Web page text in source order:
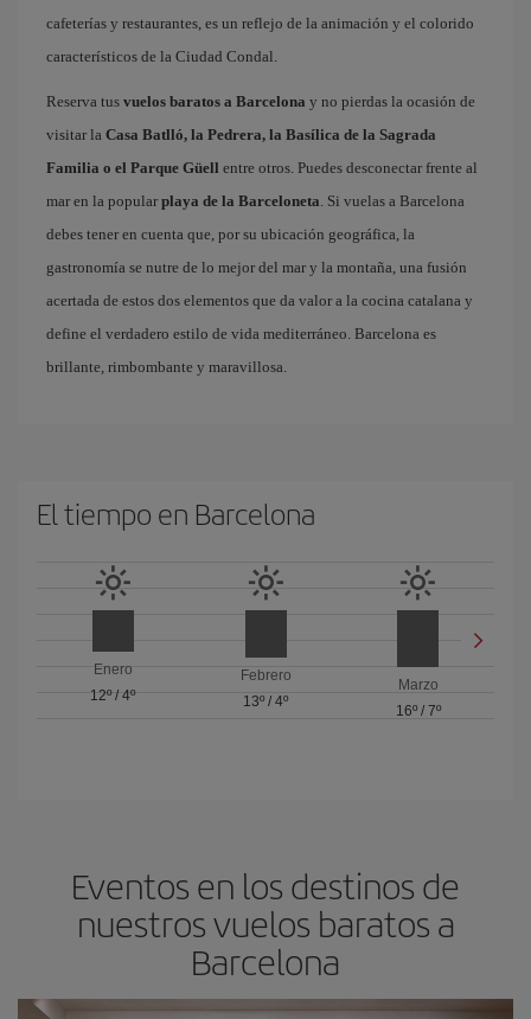
cafeterías y restaurantes, es un reflejo de la animación y el colorido
característicos de la Ciudad Condal.
Reserva tus vuelos baratos a Barcelona y no pierdas la ocasión de
visitar la Casa Batlló, la Pedrera, la Basílica de la Sagrada
Familia o el Parque Güell entre otros. Puedes desconectar frente al
mar en la popular playa de la Barceloneta. Si vuelas a Barcelona
debes tener en cuenta que, por su ubicación geográfica, la
gastronomía se nutre de lo mejor del mar y la montaña, una fusión
acertada de estos dos elementos que da valor a la cocina catalana y
define el verdadero estilo de vida mediterráneo. Barcelona es
brillante, rimbombante y maravillosa.
El tiempo en Barcelona
Enero
12º/4º
Febrero
13º / 4º
Marzo
16º/ 7º
Eventos en los destinos de
nuestros vuelos baratos a
Barcelona